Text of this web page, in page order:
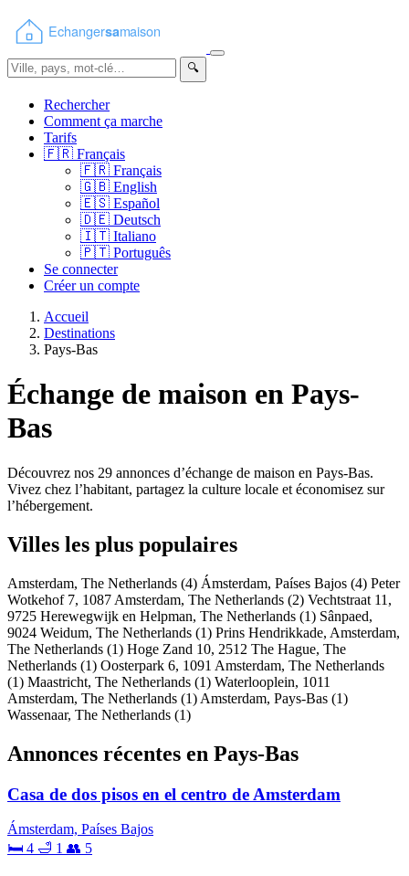
🔍
Rechercher
Comment ça marche
Tarifs
🇫🇷 Français
🇫🇷 Français
🇬🇧 English
🇪🇸 Español
🇩🇪 Deutsch
🇮🇹 Italiano
🇵🇹 Português
Se connecter
Créer un compte
Accueil
Destinations
Pays-Bas
Échange de maison en Pays-
Bas
Découvrez nos 29 annonces d’échange de maison en Pays-Bas.
Vivez chez l’habitant, partagez la culture locale et économisez sur
l’hébergement.
Villes les plus populaires
Amsterdam, The Netherlands (4) Ámsterdam, Países Bajos (4) Peter
Wotkehof 7, 1087 Amsterdam, The Netherlands (2) Vechtstraat 11,
9725 Herewegwijk en Helpman, The Netherlands (1) Sânpaed,
9024 Weidum, The Netherlands (1) Prins Hendrikkade, Amsterdam,
The Netherlands (1) Hoge Zand 10, 2512 The Hague, The
Netherlands (1) Oosterpark 6, 1091 Amsterdam, The Netherlands
(1) Maastricht, The Netherlands (1) Waterlooplein, 1011
Amsterdam, The Netherlands (1) Amsterdam, Pays-Bas (1)
Wassenaar, The Netherlands (1)
Annonces récentes en Pays-Bas
Casa de dos pisos en el centro de Amsterdam
Ámsterdam, Países Bajos
🛏 4 🛁 1 👥 5